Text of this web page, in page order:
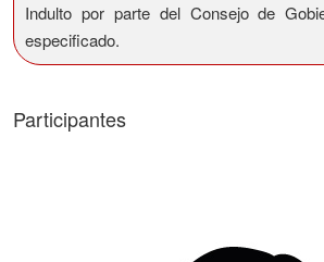
Indulto por parte del Consejo de
especificado.
Participantes